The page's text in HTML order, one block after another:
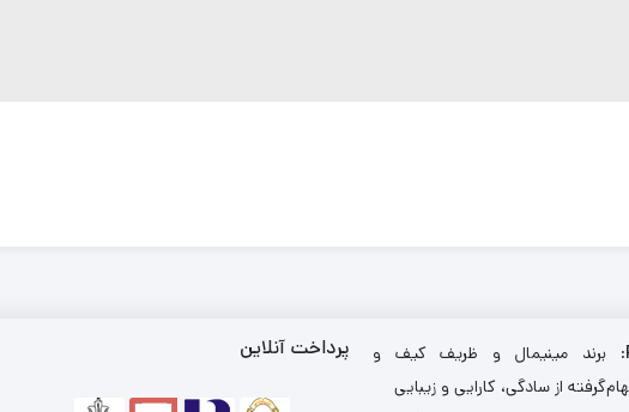
: برند مینیمال و ظریف کیف و
از سادگی، کارایی و زیبایی
پرداخت آنلاین